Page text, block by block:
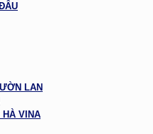
LAN
HÀ VINA